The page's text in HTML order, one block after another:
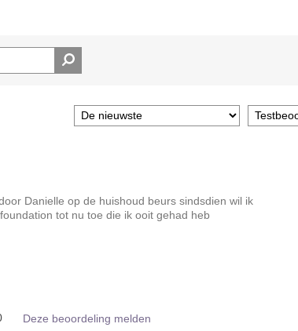
Danielle op de huishoud beurs sindsdien wil ik
tot nu toe die ik ooit gehad heb
Deze beoordeling melden